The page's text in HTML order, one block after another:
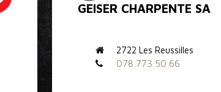
GEISER CHARPENTE SA
2722 Les Reussilles
078 773 50 66